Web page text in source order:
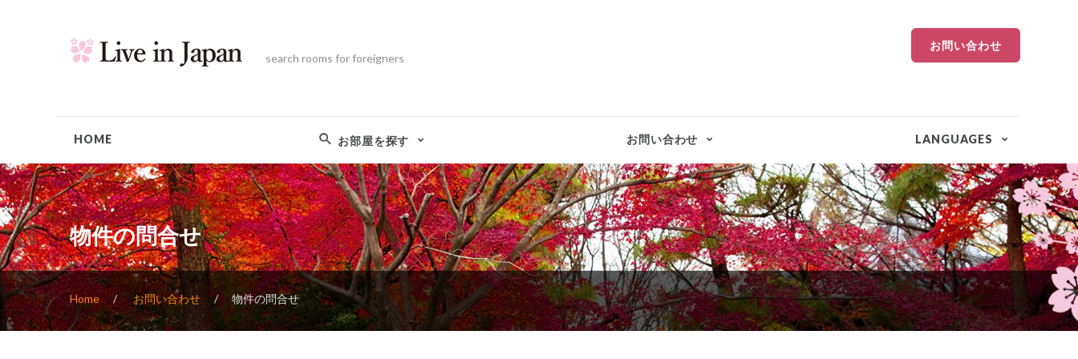
search rooms for foreigners
お問い合わせ
HOME お部屋を探す お問い合わせ LANGUAGES
物件の問合せ
Home お問い合わせ 物件の問合せ